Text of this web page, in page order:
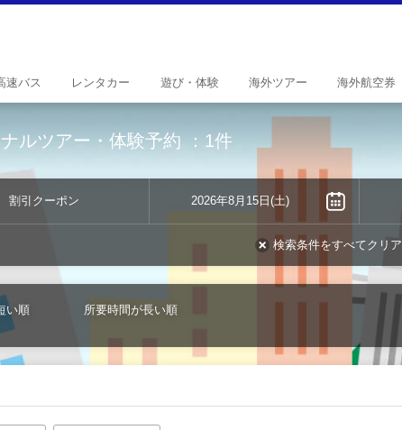
速バス レンタ カー 遊び・ 体験 海外ツアー 海外航空券
ルツアー・体験予約 ：1件
割引クーポン 2026年8月15日(土)
検索条件をすべてクリア
い順 所要時間が長い順